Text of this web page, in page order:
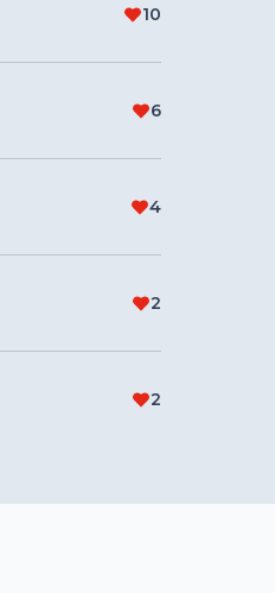
10
6
4
2
2